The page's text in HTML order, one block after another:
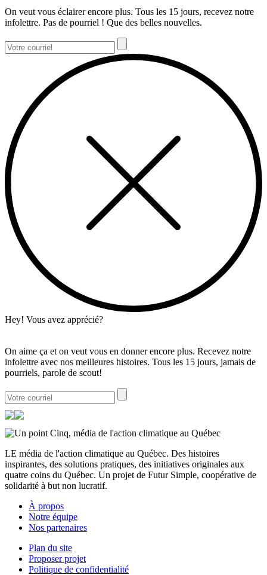
On veut vous éclairer encore plus. Tous les 15 jours, recevez notre
infolettre. Pas de pourriel ! Que des belles nouvelles.
Hey! Vous avez apprécié?
On aime ça et on veut vous en donner encore plus. Recevez notre
infolettre avec nos meilleures histoires. Tous les 15 jours, jamais de
pourriels, parole de scout!
LE média de l'action climatique au Québec. Des histoires
inspirantes, des solutions pratiques, des initiatives originales aux
quatre coins du Québec. Un projet de Futur Simple, coopérative de
solidarité à but non lucratif.
À propos
Notre équipe
Nos partenaires
Plan du site
Proposer projet
Politique de confidentialité